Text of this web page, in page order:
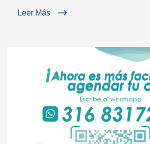
Leer Más